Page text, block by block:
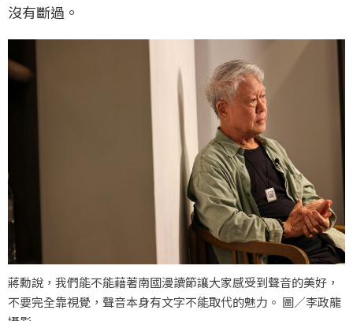
沒有斷過。
蔣勳說，我們能不能藉著南國漫讀節讓大家感受到聲音的美好，
不要完全靠視覺，聲音本身有文字不能取代的魅力。 圖／李政龍